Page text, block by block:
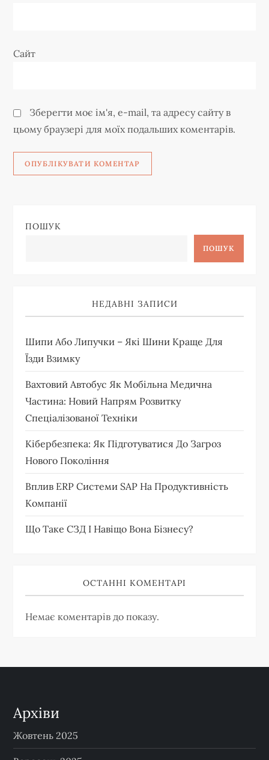
Сайт
Зберегти моє ім'я, e-mail, та адресу сайту в
цьому браузері для моїх подальших коментарів.
ПОШУК
ПОШУК
НЕДАВНІ ЗАПИСИ
Шипи Або Липучки – Які Шини Краще Для
Їзди Взимку
Вахтовий Автобус Як Мобільна Медична
Частина: Новий Напрям Розвитку
Спеціалізованої Техніки
Кібербезпека: Як Підготуватися До Загроз
Нового Покоління
Вплив ERP Системи SAP На Продуктивність
Компанії
Що Таке СЗД І Навіщо Вона Бізнесу?
ОСТАННІ КОМЕНТАРІ
Немає коментарів до показу.
Архіви
Жовтень 2025